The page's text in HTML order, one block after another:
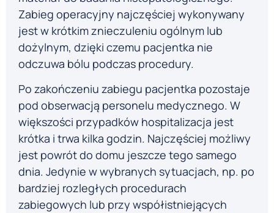
Zabieg operacyjny najczęściej wykonywany
jest w krótkim znieczuleniu ogólnym lub
dożylnym, dzięki czemu pacjentka nie
odczuwa bólu podczas procedury.
Po zakończeniu zabiegu pacjentka pozostaje
pod obserwacją personelu medycznego. W
większości przypadków hospitalizacja jest
krótka i trwa kilka godzin. Najczęściej możliwy
jest powrót do domu jeszcze tego samego
dnia. Jedynie w wybranych sytuacjach, np. po
bardziej rozległych procedurach
zabiegowych lub przy współistniejących